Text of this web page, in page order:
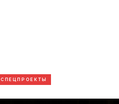
СПЕЦПРОЕКТЫ